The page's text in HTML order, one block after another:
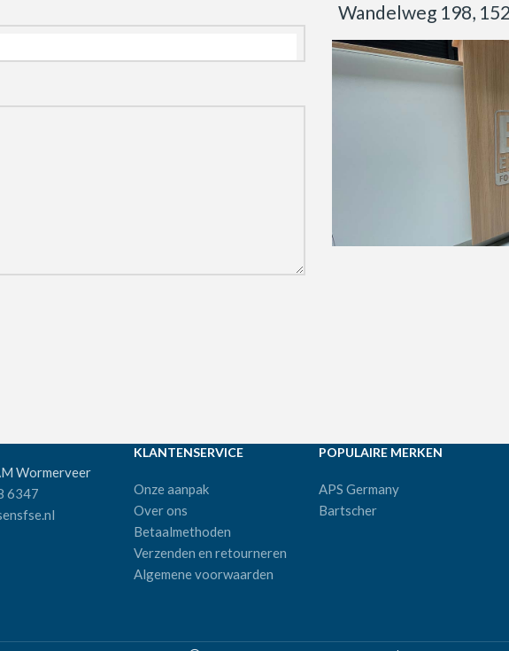
Wandelweg 198,
Wormerveer
6347
KLANTENSERVICE
Onze aanpak
Over ons
Betaalmethoden
Verzenden en retourneren
Algemene voorwaarden
POPULAIRE MERKEN
APS Germany
Bartscher